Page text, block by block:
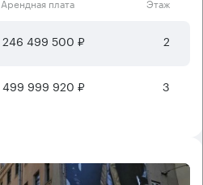
246 499 500 ₽ 2
499 999 920 ₽ 3